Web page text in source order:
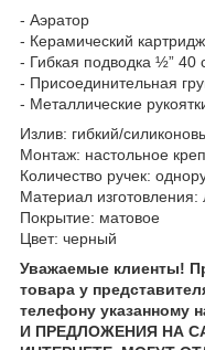
- Аэратор
- Керамический картридж
- Гибкая подводка ½” 40
- Присоединительная
- Металлические
Излив: гибкий/
Монтаж: настольное
Количество ручек:
Материал изготовления:
Покрытие: матовое
Цвет: черный
Уважаемые клиенты!
товара у
телефону указанному
И ПРЕДЛОЖЕНИЯ НА